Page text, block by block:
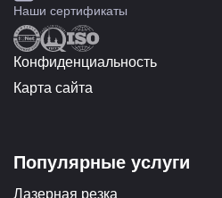
Наши сертификаты
Конфиденциальность
Карта сайта
Популярные услуги
Лазерная резка